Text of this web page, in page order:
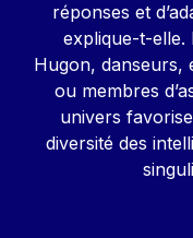
réponses et
explique-t-elle.
Hugon, danseurs,
ou membres
univers
diversité des